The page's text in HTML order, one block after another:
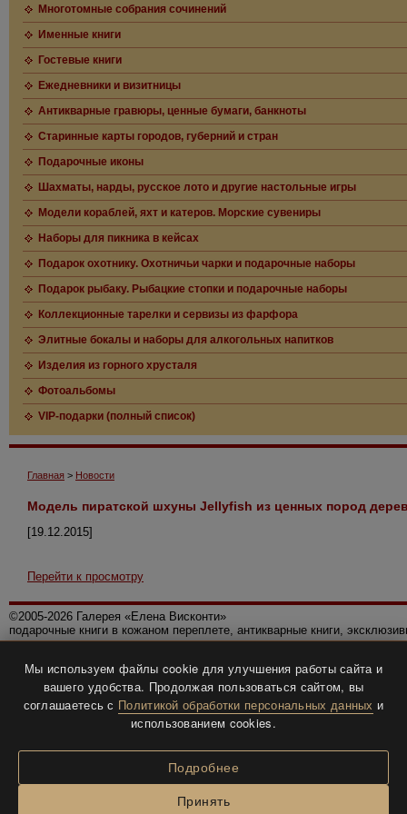
Многотомные собрания сочинений
Именные книги
Гостевые книги
Ежедневники и визитницы
Антикварные гравюры, ценные бумаги, банкноты
Старинные карты городов, губерний и стран
Подарочные иконы
Шахматы, нарды, русское лото и другие настольные игры
Модели кораблей, яхт и катеров. Морские сувениры
Наборы для пикника в кейсах
Подарок охотнику. Охотничьи чарки и подарочные наборы
Подарок рыбаку. Рыбацкие стопки и подарочные наборы
Коллекционные тарелки и сервизы из фарфора
Элитные бокалы и наборы для алкогольных напитков
Изделия из горного хрусталя
Фотоальбомы
VIP-подарки (полный список)
Главная > Новости
Модель пиратской шхуны Jellyfish из ценных пород
[19.12.2015]
Перейти к просмотру
©2005-2026 Галерея «Елена Висконти»
подарочные книги в кожаном переплете, антикварные книги,
Политика конфиденциальности
Все права защищены.
Разработка и дизайнBTV-info.
Мы используем файлы cookie для улучшения работы сайта и
вашего удобства. Продолжая пользоваться сайтом, вы
соглашаетесь с Политикой обработки персональных данных и
использованием cookies.
Подробнее
Принять